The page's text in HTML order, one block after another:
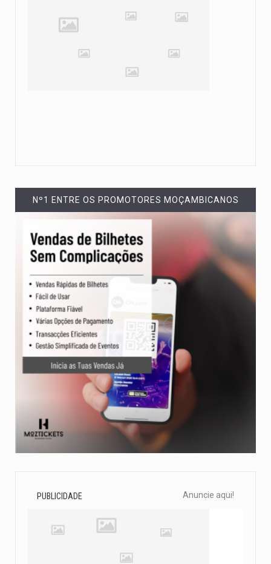
Nº1 ENTRE OS PROMOTORES MOÇAMBICANOS
PUBLICIDADE Anuncie aqui!